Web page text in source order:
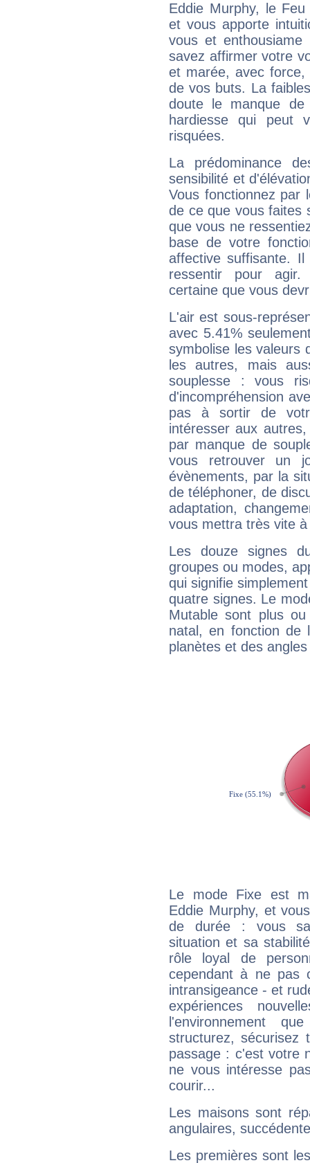
Eddie Murphy, le
et vous apporte
vous et
savez affirmer votre
et marée, avec
de vos buts. La
doute le manque
hardiesse qui peut
risquées.
La prédominance
sensibilité et
Vous fonctionnez
de ce que vous faites
que vous ne
base de votre
affective suffisante.
ressentir pour agir.
certaine que vous
L'air est sous-
avec 5.41%
symbolise les valeurs
les autres, mais
souplesse : vous
d'incompréhension
pas à sortir de
intéresser aux
par manque de
vous retrouver un
évènements, par la
de téléphoner, de
adaptation,
vous mettra très vite
Les douze signes
groupes ou modes,
qui signifie
quatre signes. Le
Mutable sont plus
natal, en fonction de
planètes et des
Le mode Fixe est
Eddie Murphy, et
de durée : vous
situation et sa
rôle loyal de
cependant à ne pas
intransigeance - et
expériences
l'environnement
structurez, sécurisez
passage : c'est votre
ne vous intéresse
courir...
Les maisons sont
angulaires,
Les premières sont